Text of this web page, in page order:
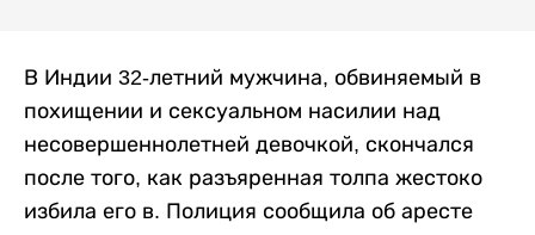
В Индии 32-летний мужчина, обвиняемый в
похищении и сексуальном насилии над
несовершеннолетней девочкой, скончался
после того, как разъяренная толпа жестоко
избила его в. Полиция сообщила об аресте